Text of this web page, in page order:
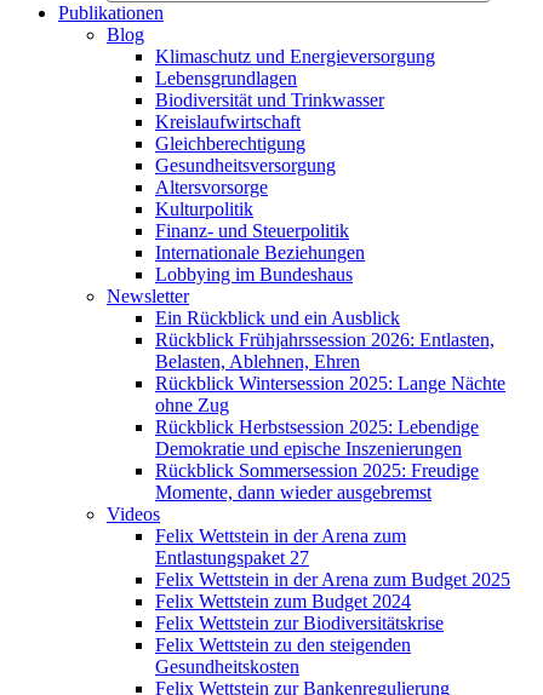
Publikationen
Blog
Klimaschutz und Energieversorgung
Lebensgrundlagen
Biodiversität und Trinkwasser
Kreislaufwirtschaft
Gleichberechtigung
Gesundheitsversorgung
Altersvorsorge
Kulturpolitik
Finanz- und Steuerpolitik
Internationale Beziehungen
Lobbying im Bundeshaus
Newsletter
Ein Rückblick und ein Ausblick
Rückblick Frühjahrssession 2026: Entlasten,
Belasten, Ablehnen, Ehren
Rückblick Wintersession 2025: Lange Nächte
ohne Zug
Rückblick Herbstsession 2025: Lebendige
Demokratie und epische Inszenierungen
Rückblick Sommersession 2025: Freudige
Momente, dann wieder ausgebremst
Videos
Felix Wettstein in der Arena zum
Entlastungspaket 27
Felix Wettstein in der Arena zum Budget 2025
Felix Wettstein zum Budget 2024
Felix Wettstein zur Biodiversitätskrise
Felix Wettstein zu den steigenden
Gesundheitskosten
Felix Wettstein zur Bankenregulierung